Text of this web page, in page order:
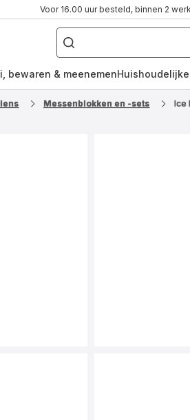
Voor 16.00 uur besteld, binnen 2
Waar
ben
naar
bewaren & meenemen
Messenblokken en -sets Ice